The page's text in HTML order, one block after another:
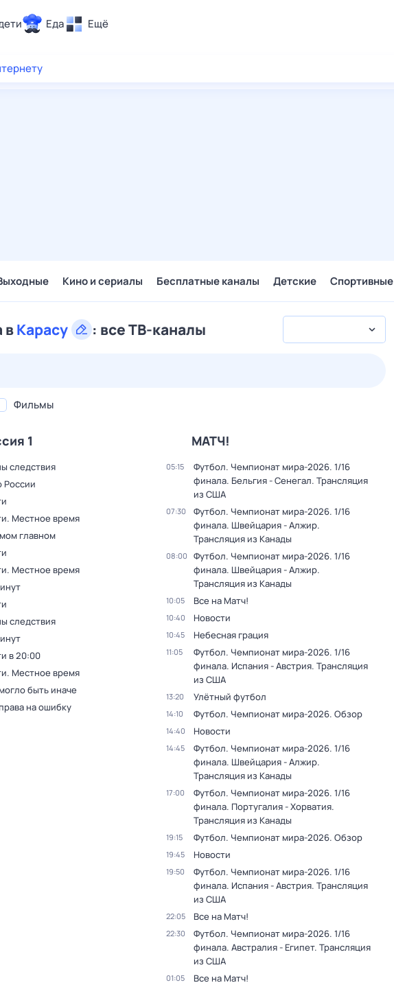
Еда Ещё
Кино и сериалы Бесплатные каналы Детские Спортивные
вКарасу : все ТВ-каналы
Фильмы
1
следствия
России
Местное время
главном
Местное время
следствия
в 20:00
Местное время
быть иначе
на ошибку
МАТЧ!
05:15
Футбол. Чемпионат мира-2026. 1/16
финала. Бельгия - Сенегал. Трансляция
из США
07:30
Футбол. Чемпионат мира-2026. 1/16
финала. Швейцария - Алжир.
Трансляция из Канады
08:00
Футбол. Чемпионат мира-2026. 1/16
финала. Швейцария - Алжир.
Трансляция из Канады
10:05 Все на Матч!
10:40 Новости
10:45 Небесная грация
11:05
Футбол. Чемпионат мира-2026. 1/16
финала. Испания - Австрия. Трансляция
из США
13:20 Улётный футбол
14:10 Футбол. Чемпионат мира-2026. Обзор
14:40 Новости
14:45
Футбол. Чемпионат мира-2026. 1/16
финала. Швейцария - Алжир.
Трансляция из Канады
17:00
Футбол. Чемпионат мира-2026. 1/16
финала. Португалия - Хорватия.
Трансляция из Канады
19:15 Футбол. Чемпионат мира-2026. Обзор
19:45 Новости
19:50
Футбол. Чемпионат мира-2026. 1/16
финала. Испания - Австрия. Трансляция
из США
22:05 Все на Матч!
22:30
Футбол. Чемпионат мира-2026. 1/16
финала. Австралия - Египет. Трансляция
из США
01:05 Все на Матч!